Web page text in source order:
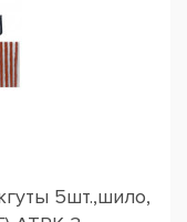
5шт.,шило,